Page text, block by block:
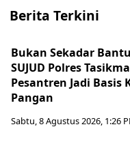
Berita Terkini
Bukan Sekadar
SUJUD Polres
Pesantren Jadi Basis
Pangan
Sabtu, 8 Agustus 2026, 1:26